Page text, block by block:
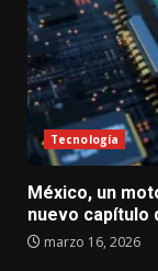
Tecnología
México, un
nuevo capítulo
marzo 16, 2026